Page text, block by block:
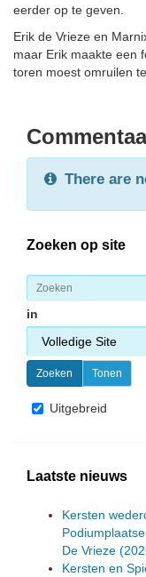
eerder op te geven.
Erik de Vrieze en
maar Erik maakte een
toren moest omruilen
There are
Zoeken op site
in
Uitgebreid
Laatste nieuws
Kersten
De Vrieze
Kersten en